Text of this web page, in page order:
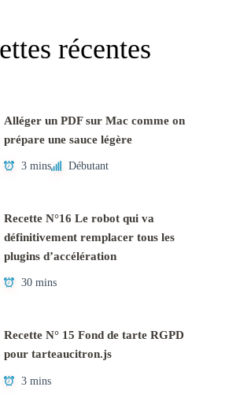
récentes
Alléger un PDF sur Mac comme on
prépare une sauce légère
3 mins Débutant
Recette N°16 Le robot qui va
définitivement remplacer tous les
plugins d’accélération
30 mins
Recette N° 15 Fond de tarte RGPD
pour tarteaucitron.js
3 mins